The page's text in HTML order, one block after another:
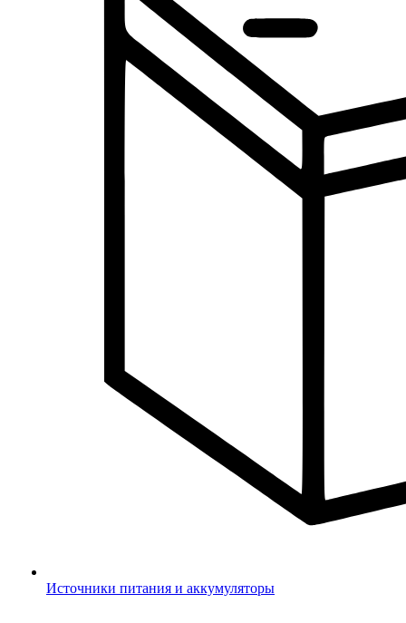
Источники питания и аккумуляторы